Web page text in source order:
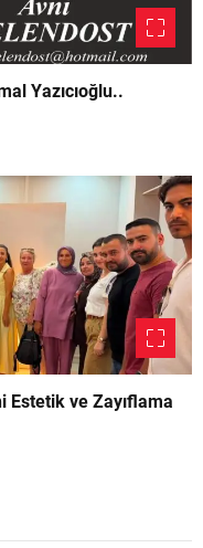
Kemal Yazıcıoğlu..
Estetik ve Zayıflama